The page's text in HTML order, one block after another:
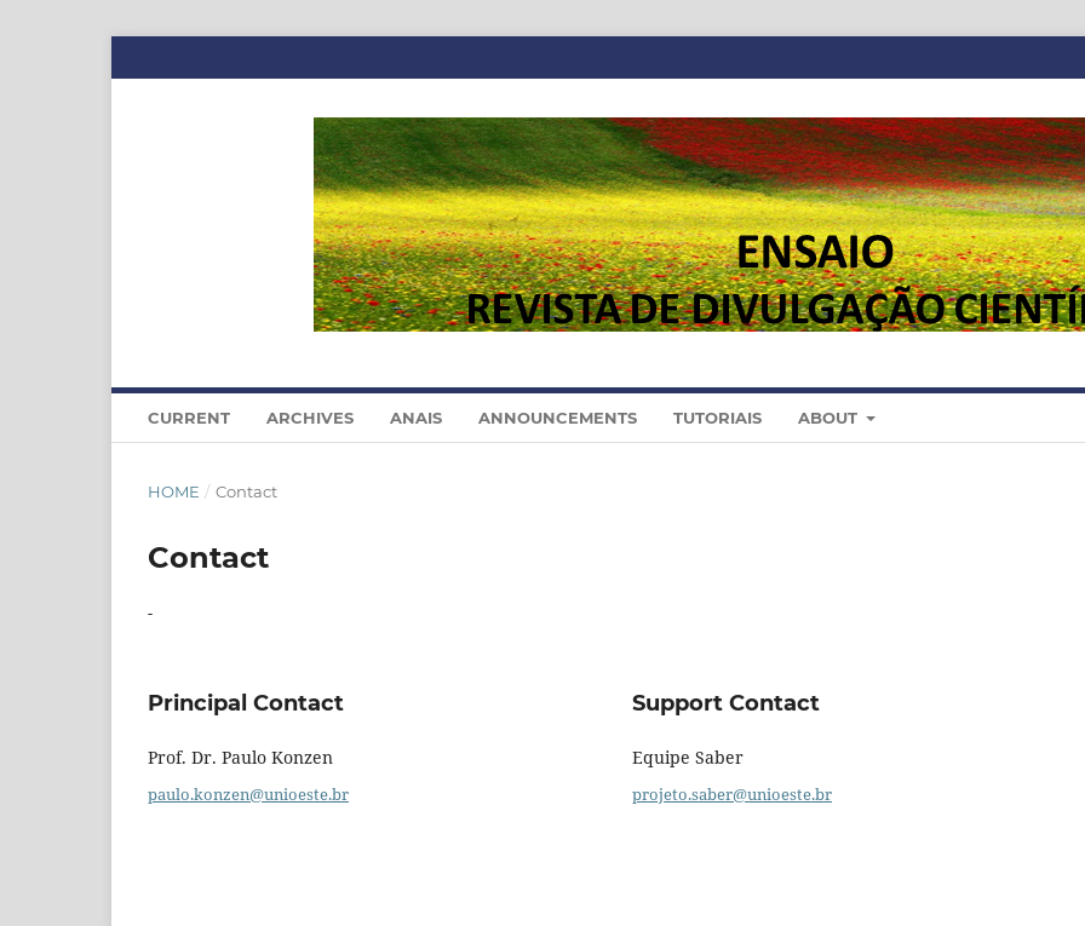
CURRENT ARCHIVES ANAIS ANNOUNCEMENTS TUTORIAIS ABOUT
HOME / Contact
Contact
-
Principal Contact
Prof. Dr. Paulo Konzen
paulo.konzen@unioeste.br
Support Contact
Equipe Saber
projeto.saber@unioeste.br